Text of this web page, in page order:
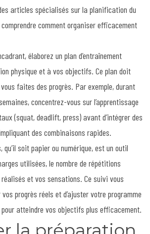
articles spécialisés sur la planification du
comment organiser efficacement
élaborez un plan d’entraînement
physique et à vos objectifs. Ce plan doit
faites des progrès. Par exemple, durant
concentrez-vous sur l’apprentissage
(squat, deadlift, press) avant d’intégrer des
des combinaisons rapides.
qu’il soit papier ou numérique, est un outil
utilisées, le nombre de répétitions
et vos sensations. Ce suivi vous
progrès réels et d’ajuster votre programme
atteindre vos objectifs plus efficacement.